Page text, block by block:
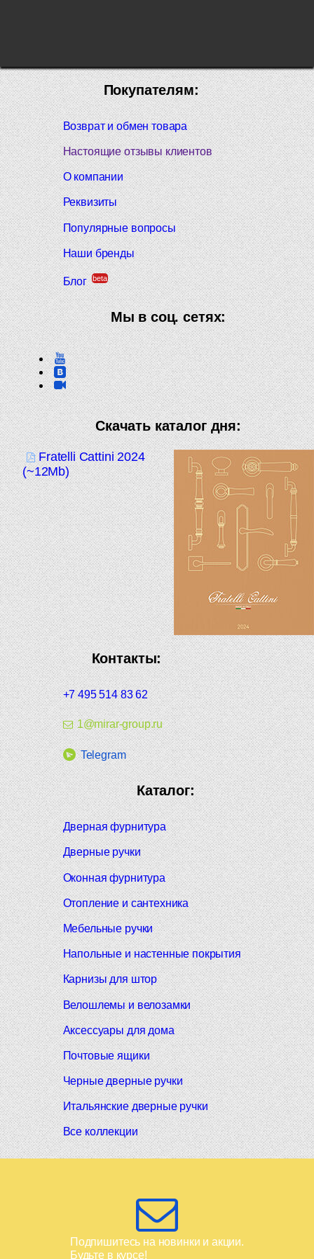
Покупателям:
Возврат и обмен товара
Настоящие отзывы клиентов
О компании
Реквизиты
Популярные вопросы
Наши бренды
Блог beta
Мы в соц. сетях:
Скачать каталог дня:
Fratelli Cattini 2024
(~12Mb)
Контакты:
+7 495 514 83 62
1@mirar-group.ru
Telegram
Каталог:
Дверная фурнитура
Дверные ручки
Оконная фурнитура
Отопление и сантехника
Мебельные ручки
Напольные и настенные покрытия
Карнизы для штор
Велошлемы и велозамки
Аксессуары для дома
Почтовые ящики
Черные дверные ручки
Итальянские дверные ручки
Все коллекции
Подпишитесь на новинки и акции.
Будьте в курсе!